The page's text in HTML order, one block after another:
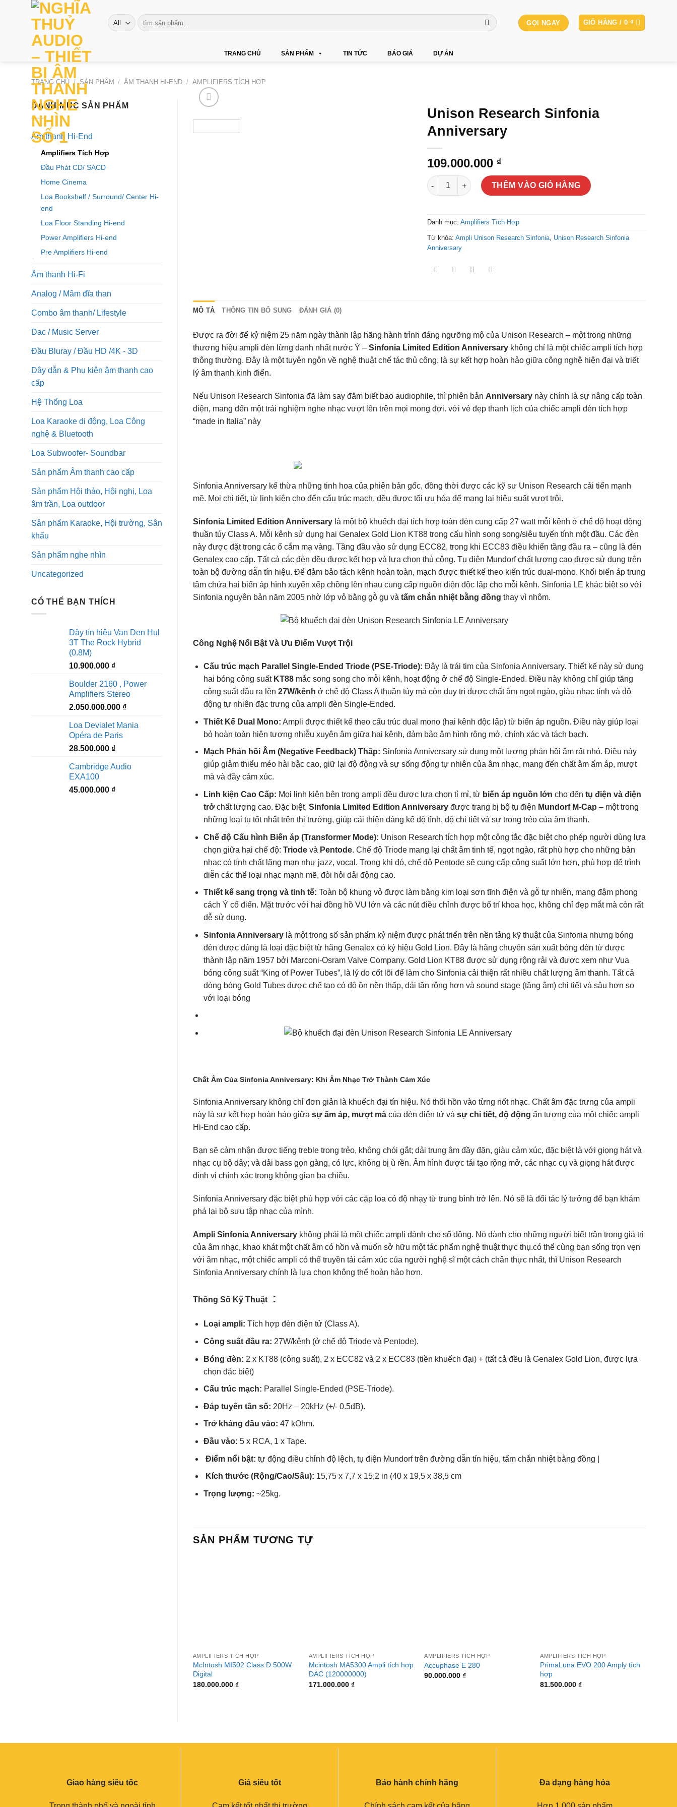
Tìm
kiếm:
GỌI NGAY GIỎ HÀNG / 0 ₫
TRANG CHỦ SẢN PHẨM TIN TỨC BÁO GIÁ DỰ ÁN
TRANG CHỦ / SẢN PHẨM / ÂM THANH HI-END / AMPLIFIERS TÍCH HỢP
DANH MỤC SẢN PHẨM
Âm thanh Hi-End
Amplifiers Tích Hợp
Đầu Phát CD/ SACD
Home Cinema
Loa Bookshelf / Surround/ Center Hi-
end
Loa Floor Standing Hi-end
Power Amplifiers Hi-end
Pre Amplifiers Hi-end
Âm thanh Hi-Fi
Analog / Mâm đĩa than
Combo âm thanh/ Lifestyle
Dac / Music Server
Đầu Bluray / Đầu HD /4K - 3D
Dây dẫn & Phụ kiện âm thanh cao
cấp
Hệ Thống Loa
Loa Karaoke di động, Loa Công
nghệ & Bluetooth
Loa Subwoofer- Soundbar
Sản phẩm Âm thanh cao cấp
Sản phẩm Hội thảo, Hội nghị, Loa
âm trần, Loa outdoor
Sản phẩm Karaoke, Hội trường, Sân
khấu
Sản phẩm nghe nhìn
Uncategorized
CÓ THỂ BẠN THÍCH
Dây tín hiệu Van Den Hul
3T The Rock Hybrid
(0.8M)
10.900.000 ₫
Boulder 2160 , Power
Amplifiers Stereo
2.050.000.000 ₫
Loa Devialet Mania
Opéra de Paris
28.500.000 ₫
Cambridge Audio
EXA100
45.000.000 ₫
Unison Research Sinfonia
Anniversary
109.000.000 ₫
Unison Research Sinfonia Anniversary số lượng
THÊM VÀO GIỎ HÀNG
Danh mục: Amplifiers Tích Hợp
Từ khóa: Ampli Unison Research Sinfonia, Unison Research Sinfonia
Anniversary
MÔ TẢ THÔNG TIN BỔ SUNG ĐÁNH GIÁ (0)
Được ra đời để kỷ niệm 25 năm ngày thành lập hãng hành trình đáng ngưỡng mộ của Unison Research – một trong những
thương hiệu ampli đèn lừng danh nhất nước Ý – Sinfonia Limited Edition Anniversary không chỉ là một chiếc ampli tích hợp
thông thường. Đây là một tuyên ngôn về nghệ thuật chế tác thủ công, là sự kết hợp hoàn hảo giữa công nghệ hiện đại và triết
lý âm thanh kinh điển.
Nếu Unison Research Sinfonia đã làm say đắm biết bao audiophile, thì phiên bản Anniversary này chính là sự nâng cấp toàn
diện, mang đến một trải nghiệm nghe nhạc vượt lên trên mọi mong đợi. với vẻ đẹp thanh lịch của chiếc ampli đèn tích hợp
“made in Italia” này
Sinfonia Anniversary kế thừa những tinh hoa của phiên bản gốc, đồng thời được các kỹ sư Unison Research cải tiến mạnh
mẽ. Mọi chi tiết, từ linh kiện cho đến cấu trúc mạch, đều được tối ưu hóa để mang lại hiệu suất vượt trội.
Sinfonia Limited Edition Anniversary là một bộ khuếch đại tích hợp toàn đèn cung cấp 27 watt mỗi kênh ở chế độ hoạt động
thuần túy Class A. Mỗi kênh sử dụng hai Genalex Gold Lion KT88 trong cấu hình song song/siêu tuyến tính một đầu. Các đèn
này được đặt trong các ổ cắm mạ vàng. Tầng đầu vào sử dụng ECC82, trong khi ECC83 điều khiển tầng đầu ra – cũng là đèn
Genalex cao cấp. Tất cả các đèn đều được kết hợp và lựa chọn thủ công. Tụ điện Mundorf chất lượng cao được sử dụng trên
toàn bộ đường dẫn tín hiệu. Để đảm bảo tách kênh hoàn toàn, mạch được thiết kế theo kiến ​​trúc dual-mono. Khối biến áp trung
tâm chứa hai biến áp hình xuyến xếp chồng lên nhau cung cấp nguồn điện độc lập cho mỗi kênh. Sinfonia LE khác biệt so với
Sinfonia nguyên bản năm 2005 nhờ lớp vỏ bằng gỗ gụ và tấm chắn nhiệt bằng đồng thay vì nhôm.
Công Nghệ Nổi Bật Và Ưu Điểm Vượt Trội
Cấu trúc mạch Parallel Single-Ended Triode (PSE-Triode): Đây là trái tim của Sinfonia Anniversary. Thiết kế này sử dụng
hai bóng công suất KT88mắc song song cho mỗi kênh, hoạt động ở chế độ Single-Ended. Điều này không chỉ giúp tăng
công suất đầu ra lên 27W/kênh ở chế độ Class A thuần túy mà còn duy trì được chất âm ngọt ngào, giàu nhạc tính và độ
động tự nhiên đặc trưng của ampli đèn Single-Ended.
Thiết Kế Dual Mono: Ampli được thiết kế theo cấu trúc dual mono (hai kênh độc lập) từ biến áp nguồn. Điều này giúp loại
bỏ hoàn toàn hiện tượng nhiễu xuyên âm giữa hai kênh, đảm bảo âm hình rộng mở, chính xác và tách bạch.
Mạch Phản hồi Âm (Negative Feedback) Thấp: Sinfonia Anniversary sử dụng một lượng phản hồi âm rất nhỏ. Điều này
giúp giảm thiểu méo hài bậc cao, giữ lại độ động và sự sống động tự nhiên của âm nhạc, mang đến chất âm ấm áp, mượt
mà và đầy cảm xúc.
Linh kiện Cao Cấp: Mọi linh kiện bên trong ampli đều được lựa chọn tỉ mỉ, từ biến áp nguồn lớn cho đến tụ điện và điện
trởchất lượng cao. Đặc biệt, Sinfonia Limited Edition Anniversaryđược trang bị bộ tụ điện Mundorf M-Cap – một trong
những loại tụ tốt nhất trên thị trường, giúp cải thiện đáng kể độ tĩnh, độ chi tiết và sự trong trẻo của âm thanh.
Chế độ Cấu hình Biến áp (Transformer Mode): Unison Research tích hợp một công tắc đặc biệt cho phép người dùng lựa
chọn giữa hai chế độ: Triodevà Pentode. Chế độ Triode mang lại chất âm tinh tế, ngọt ngào, rất phù hợp cho những bản
nhạc có tính chất lãng mạn như jazz, vocal. Trong khi đó, chế độ Pentode sẽ cung cấp công suất lớn hơn, phù hợp để trình
diễn các thể loại nhạc mạnh mẽ, đòi hỏi dải động cao.
Thiết kế sang trọng và tinh tế: Toàn bộ khung vỏ được làm bằng kim loại sơn tĩnh điện và gỗ tự nhiên, mang đậm phong
cách Ý cổ điển. Mặt trước với hai đồng hồ VU lớn và các nút điều chỉnh được bố trí khoa học, không chỉ đẹp mắt mà còn rất
dễ sử dụng.
Sinfonia Anniversarylà một trong số sản phẩm kỷ niệm được phát triển trên nền tảng kỹ thuật của Sinfonia nhưng bóng
đèn được dùng là loại đặc biệt từ hãng Genalex có ký hiệu Gold Lion. Đây là hãng chuyên sản xuất bóng đèn từ được
thành lập năm 1957 bởi Marconi-Osram Valve Company. Gold Lion KT88 được sử dụng rộng rải và được xem như Vua
bóng công suất “King of Power Tubes”, là lý do cốt lõi để làm cho Sinfonia cải thiện rất nhiều chất lượng âm thanh. Tất cả
dòng bóng Gold Tubes được chế tạo có độ ồn nền thấp, dải tần rộng hơn và sound stage (tầng âm) chi tiết và sâu hơn so
với loại bóng
Chất Âm Của Sinfonia Anniversary: Khi Âm Nhạc Trở Thành Cảm Xúc
Sinfonia Anniversary không chỉ đơn giản là khuếch đại tín hiệu. Nó thổi hồn vào từng nốt nhạc. Chất âm đặc trưng của ampli
này là sự kết hợp hoàn hảo giữa sự ấm áp, mượt mà của đèn điện tử và sự chi tiết, độ động ấn tượng của một chiếc ampli
Hi-End cao cấp.
Bạn sẽ cảm nhận được tiếng treble trong trẻo, không chói gắt; dải trung âm đầy đặn, giàu cảm xúc, đặc biệt là với giọng hát và
nhạc cụ bộ dây; và dải bass gọn gàng, có lực, không bị ù rền. Âm hình được tái tạo rộng mở, các nhạc cụ và giọng hát được
định vị chính xác trong không gian ba chiều.
Sinfonia Anniversary đặc biệt phù hợp với các cặp loa có độ nhạy từ trung bình trở lên. Nó sẽ là đối tác lý tưởng để bạn khám
phá lại bộ sưu tập nhạc của mình.
Ampli Sinfonia Anniversary không phải là một chiếc ampli dành cho số đông. Nó dành cho những người biết trân trọng giá trị
của âm nhạc, khao khát một chất âm có hồn và muốn sở hữu một tác phẩm nghệ thuật thực thụ.có thể cùng bạn sống trọn vẹn
với âm nhạc, một chiếc ampli có thể truyền tải cảm xúc của người nghệ sĩ một cách chân thực nhất, thì Unison Research
Sinfonia Anniversary chính là lựa chọn không thể hoàn hảo hơn.
Thông Số Kỹ Thuật :
Loại ampli: Tích hợp đèn điện tử (Class A).
Công suất đầu ra: 27W/kênh (ở chế độ Triode và Pentode).
Bóng đèn: 2 x KT88 (công suất), 2 x ECC82 và 2 x ECC83 (tiền khuếch đại) + (tất cả đều là Genalex Gold Lion, được lựa
chọn đặc biệt)
Cấu trúc mạch: Parallel Single-Ended (PSE-Triode).
Đáp tuyến tần số: 20Hz – 20kHz (+/- 0.5dB).
Trở kháng đầu vào: 47 kOhm.
Đầu vào: 5 x RCA, 1 x Tape.
Điểm nổi bật: tự động điều chỉnh độ lệch, tụ điện Mundorf trên đường dẫn tín hiệu, tấm chắn nhiệt bằng đồng |
Kích thước (Rộng/Cao/Sâu): 15,75 x 7,7 x 15,2 in (40 x 19,5 x 38,5 cm
Trọng lượng: ~25kg.
SẢN PHẨM TƯƠNG TỰ
AMPLIFIERS TÍCH HỢP
McIntosh MI502 Class D 500W
Digital
180.000.000 ₫
AMPLIFIERS TÍCH HỢP
Mcintosh MA5300 Ampli tích hợp
DAC (120000000)
171.000.000 ₫
AMPLIFIERS TÍCH HỢP
Accuphase E 280
90.000.000₫
AMPLIFIERS TÍCH HỢP
PrimaLuna EVO 200 Amply tích
hợp
81.500.000₫
Giao hàng siêu tốc Giá siêu tốt Bảo hành chính hãng Đa dạng hàng hóa